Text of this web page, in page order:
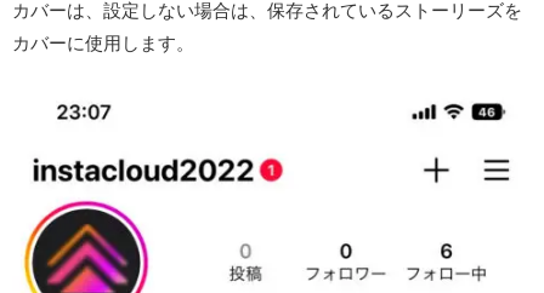
カバーは、設定しない場合は、保存されているストーリーズを
カバーに使用します。